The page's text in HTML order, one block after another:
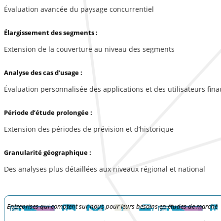
Évaluation avancée du paysage concurrentiel
Élargissement des segments :
Extension de la couverture au niveau des segments
Analyse des cas d’usage :
Évaluation personnalisée des applications et des utilisateurs
Période d’étude prolongée :
Extension des périodes de prévision et d’historique
Granularité géographique :
Des analyses plus détaillées aux niveaux régional et national
Entreprises qui comptent sur nous pour leurs besoins en études de marché